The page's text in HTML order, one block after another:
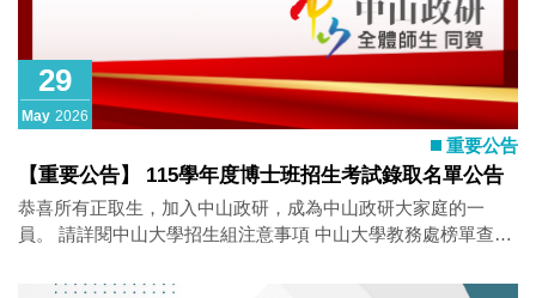
29
May 2026
重要公告
【重要公告】 115學年度博士班招生考試錄取名單公告
恭喜所有正取生，加入中山政研，成為中山政研大家庭的一
員。 請詳閱中山大學招生組注意事項 中山大學教務處榜單查詢
Lang=zh- 歷屆修課心得